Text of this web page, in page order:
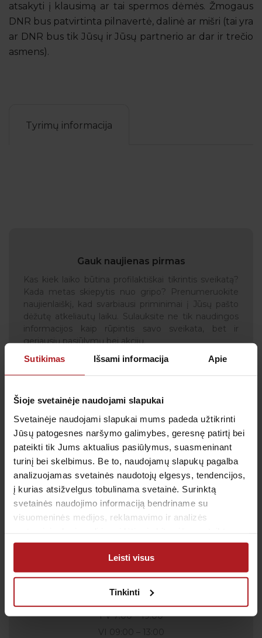
Sutikimas Išsami informacija Apie
Šioje svetainėje naudojami slapukai
Svetainėje naudojami slapukai mums padeda užtikrinti
Jūsų patogesnes naršymo galimybes, geresnę patirtį bei
pateikti tik Jums aktualius pasiūlymus, suasmeninant
turinį bei skelbimus. Be to, naudojamų slapukų pagalba
analizuojamas svetainės naudotojų elgesys, tendencijos,
į kurias atsižvelgus tobulinama svetainė. Surinktą
svetainės naudojimo informaciją bendriname su
visuomeninės medijos, reklamavimo ir analizės
arba naudojant paslaugas surinktos informacijos.
Leisti visus
Tinkinti
atsakyti į klausimą ar tai spermos dėmės. Žmogaus
DNR bus patvirtinta pilnavertė, dalinė ar mišri (tai yra
ar DNR bus tik Jūsų ir Jūsų partnerio ar dar ir trečio
asmens).
Tyrimų informacija
Gauk naujienas pirmas
Kas kiek laiko būtina profilaktiškai tikrintis sveikatą?
Kada metas skiepytis nuo gripo? Prenumeruokite
naujienlaiškį, kad svarbiausi priminimai į Jūsų pašto
dėžutę atkeliautų laiku. Sulauksite ne tik naudingos
informacijos kaip rūpintis savo sveikata, bet ir
geriausių pasiūlymų bei akcijų.
Sutinku suprivatumo politika
Patvirtinu, kad man yra 14 metų ar daugiau
Klientų aptarnavimas
Tel.:+370 700 55 511
Tel.: (iš užsienio)00-370-37-245330
Skambučiai į klientų aptarnavimo centro numerį
apmokestinami pagal Jūsų ryšio operatoriaus
Darbo laikas:
I-V 7:00 – 19:00
VI 09:00 – 13:00